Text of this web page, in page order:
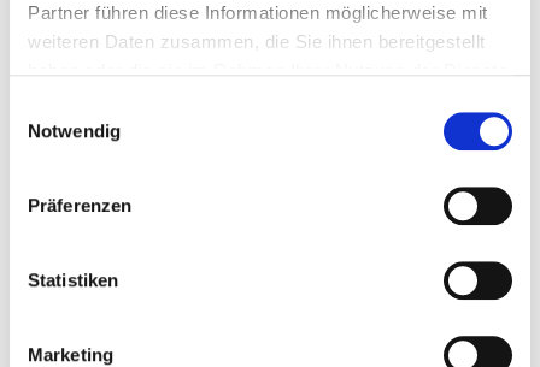
Partner führen diese Informationen möglicherweise mit
weiteren Daten zusammen, die Sie ihnen bereitgestellt
Notwendig
Präferenzen
Statistiken
Marketing
Es wird eine regelmäßige Nachsorge in dreimonatigen
Abständen in Form von CT- oder MRT-Untersuchungen
Tumorgewebe zerstört wurde. Dabei können auch
eventuelle neu aufgetretene Tumoren sowie etwaige
auftreten?
Tumors zu unterschiedlichen Komplikationen kommen.